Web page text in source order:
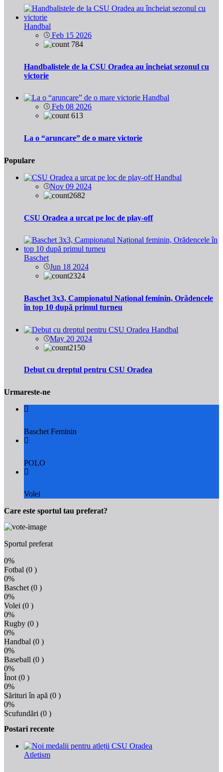
Handbal
Feb 15 2026
784
Handbalistele de la CSU Oradea au încheiat sezonul cu
victorie
Handbal
Feb 08 2026
613
La o “aruncare” de o mare victorie
Populare
Handbal
Nov 09 2024
2682
CSU Oradea a urcat pe loc de play-off
Baschet
Jun 18 2024
2324
Baschet 3x3, Campionatul Național feminin, Orădencele
în top 10 după primul turneu
Handbal
May 20 2024
2150
Debut cu dreptul pentru CSU Oradea
Urmareste-ne
Baschet Feminin
POLO
Volei
Care este sportul tau preferat?
Sportul preferat
0%
Fotbal (0 )
0%
Baschet (0 )
0%
Volei (0 )
0%
Rugby (0 )
0%
Handbal (0 )
0%
Baseball (0 )
0%
Înot (0 )
0%
Sărituri în apă (0 )
0%
Scufundări (0 )
Postari recente
Atletism